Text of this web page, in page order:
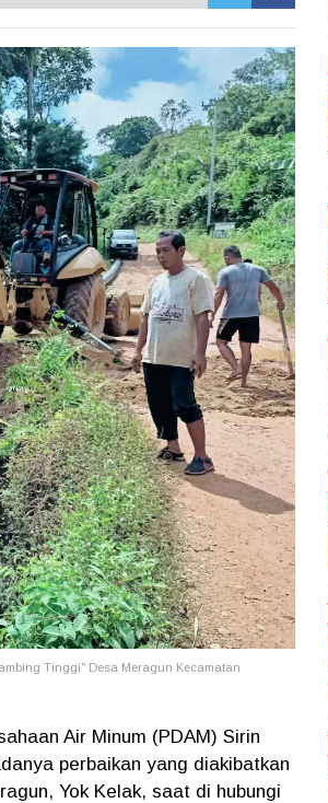
Tinggi" Desa Meragun Kecamatan
Air Minum (PDAM) Sirin
perbaikan yang diakibatkan
Yok Kelak, saat di hubungi